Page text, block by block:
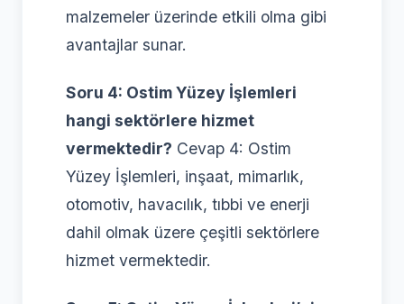
malzemeler üzerinde etkili olma gibi
avantajlar sunar.
Soru 4: Ostim Yüzey İşlemleri
hangi sektörlere hizmet
vermektedir? Cevap 4: Ostim
Yüzey İşlemleri, inşaat, mimarlık,
otomotiv, havacılık, tıbbi ve enerji
dahil olmak üzere çeşitli sektörlere
hizmet vermektedir.